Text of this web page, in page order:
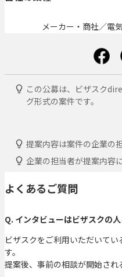
メーカー・商社／電
この公募は、ビザスク
グ形式の案件です。
提案内容は案件の企業の
企業の担当者が提案内容
よくあるご質問
Q. インタビューはビザスクの
ビザスクをご利用いただいて
す。
提案後、事前の相談が開始され